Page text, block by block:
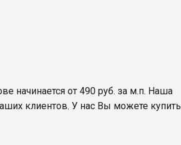
начинается от 490 руб. за м.п. Наша
клиентов. У нас Вы можете купить